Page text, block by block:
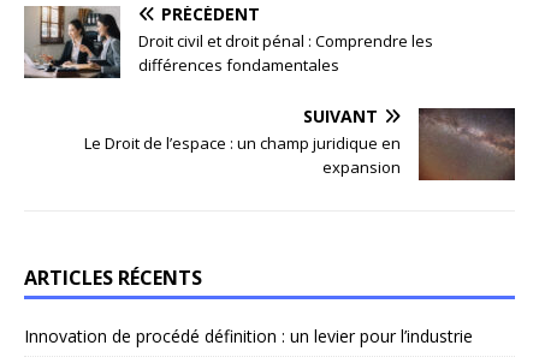
PRÉCÉDENT
Droit civil et droit pénal : Comprendre les
différences fondamentales
SUIVANT
Le Droit de l’espace : un champ juridique en
expansion
ARTICLES RÉCENTS
Innovation de procédé définition : un levier pour l’industrie